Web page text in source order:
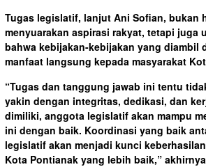
Tugas legislatif, lanjut Ani Sofian, bukan
menyuarakan aspirasi rakyat, tetapi juga
bahwa kebijakan-kebijakan yang diambil
manfaat langsung kepada masyarakat
“Tugas dan tanggung jawab ini tentu
yakin dengan integritas, dedikasi, dan
dimiliki, anggota legislatif akan mampu
ini dengan baik. Koordinasi yang baik
legislatif akan menjadi kunci
Kota Pontianak yang lebih baik,”